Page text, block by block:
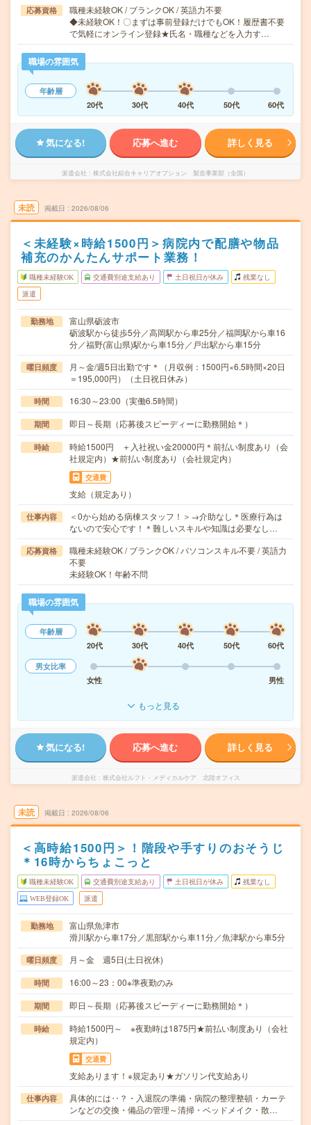
応募資格
職種未経験OK / ブランクOK / 英語力不要
◆未経験OK！〇まずは事前登録だけでもOK！履歴書不要
で気軽にオンライン登録★氏名・職種などを入力す…
職場の雰囲気
年齢層
20代
30代 40代 50代 60代
気になる! 応募へ進む 詳しく見る
派遣会社 株式会社綜合キャリアオプション 製造事業部（全国）
未読 掲載日 2026/08/06
＜未経験×時給1500円＞病院内で配膳や物品
補充のかんたんサポート業務！
職種未経験OK 交通費別途支給あり 土日祝日が休み 残業なし
派遣
勤務地
富山県砺波市
砺波駅から徒歩5分／高岡駅から車25分／福岡駅から車16
分／福野(富山県)駅から車15分／戸出駅から車15分
曜日頻度
月～金/週5日出勤です＊（月収例：1500円×6.5時間×20日
＝195,000円）（土日祝日休み）
時間 16:30～23:00（実働6.5時間）
期間 即日～長期（応募後スピーディーに勤務開始＊）
時給
時給1500円 ＋入社祝い金20000円＊前払い制度あり（会
社規定内）★前払い制度あり（会社規定内）
交通費
支給（規定あり）
仕事内容
＜0から始める病棟スタッフ！＞→介助なし＊医療行為は
ないので安心です！＊難しいスキルや知識は必要なし…
応募資格
職種未経験OK / ブランクOK / パソコンスキル不要 / 英語力
不要
未経験OK！年齢不問
職場の雰囲気
年齢層
20代
30代 40代 50代
60代
男女比率
女性
男性
もっと見る
気になる! 応募へ進む 詳しく見る
派遣会社 株式会社ルフト・メディカルケア 北陸オフィス
未読 掲載日 2026/08/06
＜高時給1500円＞！階段や手すりのおそうじ
＊16時からちょこっと
職種未経験OK 交通費別途支給あり 土日祝日が休み 残業なし
WEB登録OK 派遣
勤務地
富山県魚津市
滑川駅から車17分／黒部駅から車11分／魚津駅から車5分
曜日頻度 月～金 週5日(土日祝休)
時間 16:00～23：00※準夜勤のみ
期間 即日～長期（応募後スピーディーに勤務開始＊）
時給
時給1500円～ ※夜勤時は1875円★前払い制度あり（会社
規定内）
交通費
支給あります！※規定あり★ガソリン代支給あり
仕事内容
具体的には‥？・入退院の準備・病院の整理整頓・カーテ
ンなどの交換・備品の管理～清掃・ベッドメイク・散…